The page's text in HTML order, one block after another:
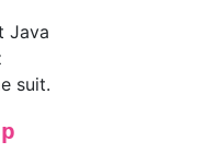
Java
suit.